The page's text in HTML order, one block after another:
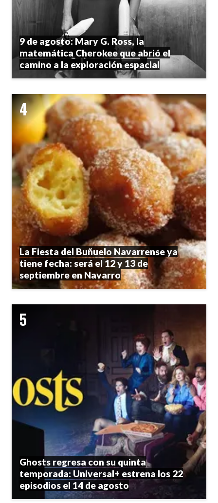
9 de agosto: Mary G. Ross, la
matemática Cherokee que abrió el
camino a la exploración espacial
La Fiesta del Buñuelo Navarrense ya
tiene fecha: será el 12 y 13 de
septiembre en Navarro
Ghosts regresa con su quinta
temporada: Universal+ estrena los 22
episodios el 14 de agosto